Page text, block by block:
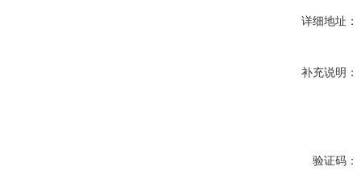
详细地址：
补充说明：
验证码：